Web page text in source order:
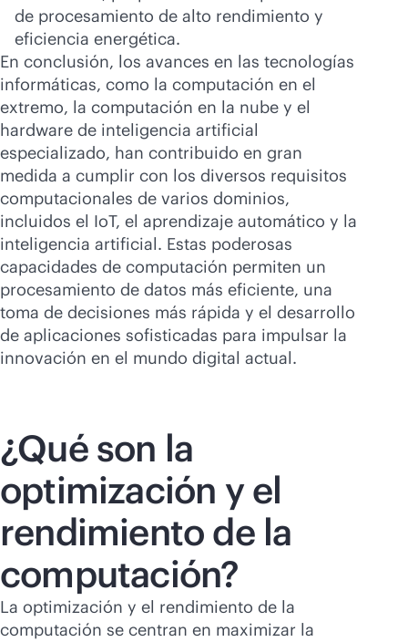
de procesamiento de alto rendimiento y
eficiencia energética.
En conclusión, los avances en las tecnologías
informáticas, como la computación en el
extremo, la computación en la nube y el
hardware de inteligencia artificial
especializado, han contribuido en gran
medida a cumplir con los diversos requisitos
computacionales de varios dominios,
incluidos el IoT, el aprendizaje automático y la
inteligencia artificial. Estas poderosas
capacidades de computación permiten un
procesamiento de datos más eficiente, una
toma de decisiones más rápida y el desarrollo
de aplicaciones sofisticadas para impulsar la
innovación en el mundo digital actual.
¿Qué son la
optimización y el
rendimiento de la
computación?
La optimización y el rendimiento de la
computación se centran en maximizar la